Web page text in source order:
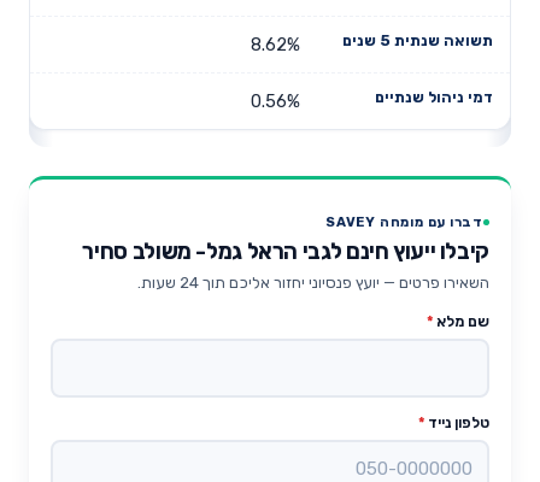
8.62%
0.56%
דברו עם מומחה SAVEY
קיבלו ייעוץ חינם לגבי הראל גמל- משולב סחיר
השאירו פרטים — יועץ פנסיוני יחזור אליכם תוך 24 שעות.
שם מלא *
טלפון נייד *